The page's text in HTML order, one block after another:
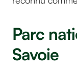
Parc
Savoie